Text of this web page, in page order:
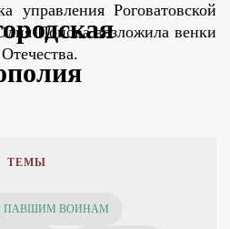
управления Роговатовской
Попова возложила венки
ТЕМЫ
ПАВШИМ ВОИНАМ